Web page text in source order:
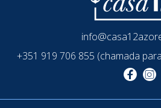
+351 919 706 855 (chamada